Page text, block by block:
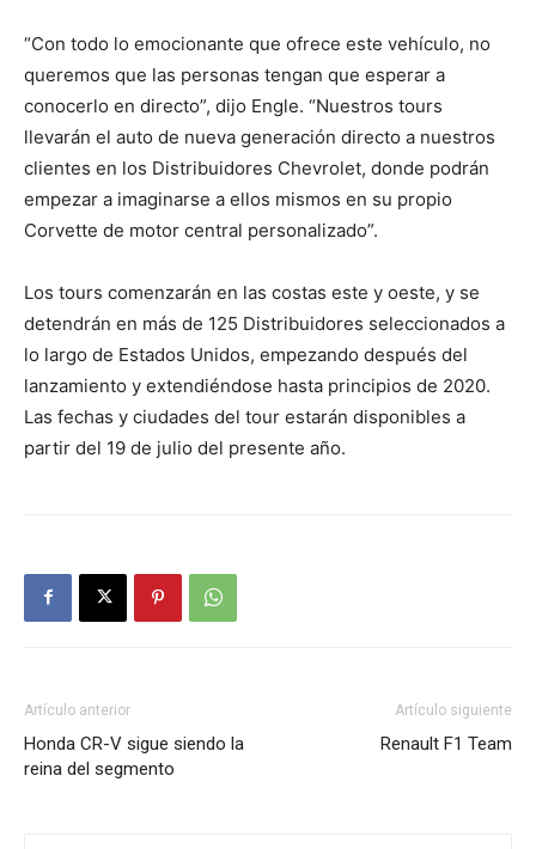
“Con todo lo emocionante que ofrece este vehículo, no
queremos que las personas tengan que esperar a
conocerlo en directo”, dijo Engle. “Nuestros tours
llevarán el auto de nueva generación directo a nuestros
clientes en los Distribuidores Chevrolet, donde podrán
empezar a imaginarse a ellos mismos en su propio
Corvette de motor central personalizado”.
Los tours comenzarán en las costas este y oeste, y se
detendrán en más de 125 Distribuidores seleccionados a
lo largo de Estados Unidos, empezando después del
lanzamiento y extendiéndose hasta principios de 2020.
Las fechas y ciudades del tour estarán disponibles a
partir del 19 de julio del presente año.
Artículo anterior
Honda CR-V sigue siendo la
reina del segmento
Artículo siguiente
Renault F1 Team